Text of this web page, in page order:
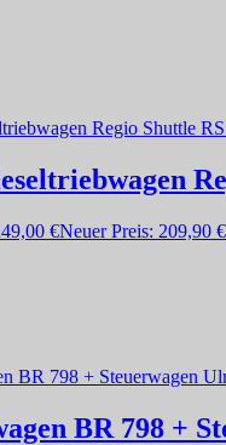
€Neuer Preis: 209,90 €
BR 798 +